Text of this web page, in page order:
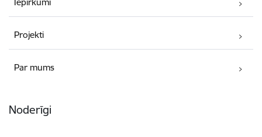
Projekti
Par mums
Noderīgi